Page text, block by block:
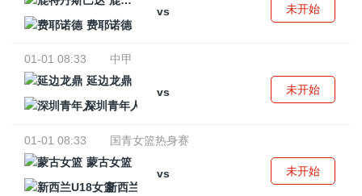
vs
费耶诺德
未开始
01-01 08:33
中甲
延边龙鼎
vs
深圳青年人
未开始
01-01 08:33
国青女篮热身赛
蒙古女篮
vs
新西兰U18女篮
未开始